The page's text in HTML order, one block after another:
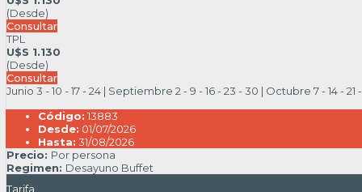
(Desde)
Consultar
TPL
U$S 1.130
(Desde)
Consultar
Junio 3 - 10 - 17 - 24 | Septiembre 2 - 9 - 16 - 23 - 30 | Octubre 7 - 14 - 21
Código: 13883
Desde: 01/07/2026
Hasta: 31/08/2026
Precio: Por persona
Regimen: Desayuno Buffet
Tarifa